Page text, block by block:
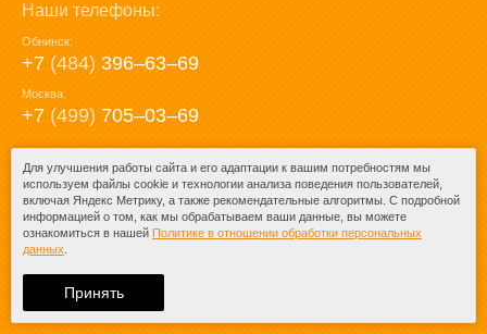
Наши телефоны:
Обнинск:
+7 (484) 396‒63‒69
Москва:
+7 (499) 705‒03‒69
E-mail:
mail@posuda40.ru
При любом копировании информации
ссылка на
Для улучшения работы сайта и его адаптации к вашим потребностям мы
используем файлы cookie и технологии анализа поведения пользователей,
включая Яндекс Метрику, а также рекомендательные алгоритмы. С подробной
информацией о том, как мы обрабатываем ваши данные, вы можете
ознакомиться в нашей Политике в отношении обработки персональных
данных
Принять